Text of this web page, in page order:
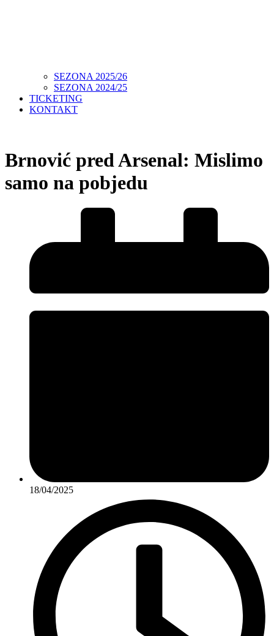
SEZONA 2025/26
SEZONA 2024/25
TICKETING
KONTAKT
Brnović pred Arsenal: Mislimo
samo na pobjedu
18/04/2025